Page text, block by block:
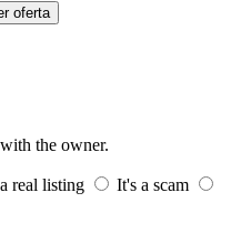
oferta
the owner.
real listing
It's a scam